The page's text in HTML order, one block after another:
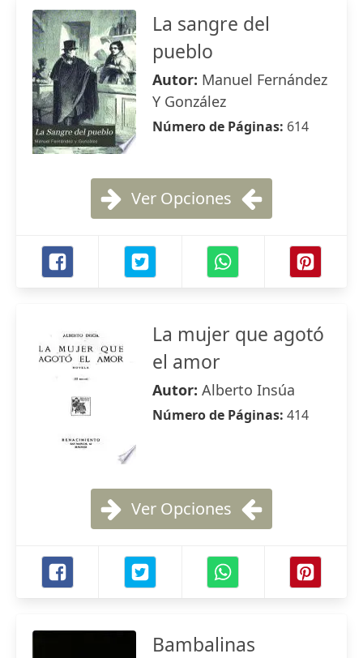
La sangre del
pueblo
Autor: Manuel Fernández
Y González
Número de Páginas: 614
Ver Opciones
La mujer que agotó
el amor
Autor: Alberto Insúa
Número de Páginas: 414
Ver Opciones
Bambalinas